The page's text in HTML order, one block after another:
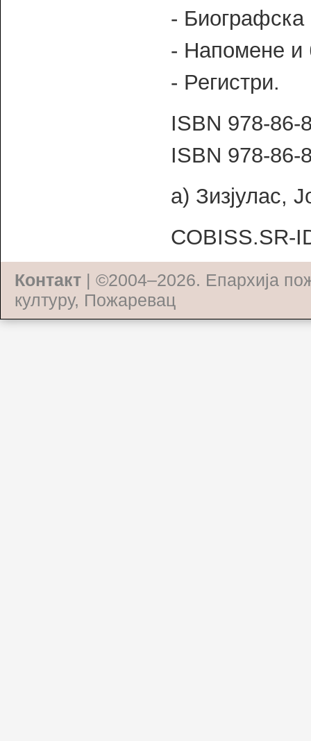
-
- Напомене и
- Регистри.
ISBN 978-86-
ISBN 978-86-
а) Зизјулас,
COBISS.SR-
Контакт | ©2004–2026. Епархија
културу, Пожаревац